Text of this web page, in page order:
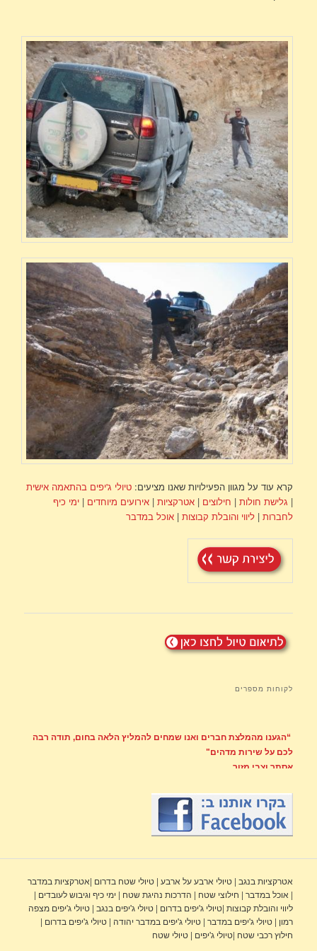
קרא עוד על מגוון הפעילויות שאנו מציעים:טיולי ג'יפים בהתאמה אישית
| גלישת חולות| חילוצים |אטרקציות |אירועים מיוחדים|ימי כיף
לחברות |ליווי והובלת קבוצות|אוכל במדבר
לקוחות מספרים
“הגענו מהמלצת חברים ואנו שמחים להמליץ הלאה בחום, תודה רבה
לכם על שירות מדהים"
אסתר וצבי מזור
"כבר משיחת הטלפון הראשונה הבנו שהגענו למקום הנכון, דרור הקרין
מקצועיות רבה והתאים לנו טיול בדיוק לפי העדפותינו- לא ארוך מידי
ולא קצר מדי ועם שפע של אטרקציות - פשוט 4 שעות של כיף אדיר..."
יורם ואירית
בסוף השבוע. הארגון והלוגיסטיקה, ההסברים וההדרכה הממצה על
המדבר המדהים שהכרנו..."
יפית, חיים והילדים
אטרקציות בנגב | טיולי ארבע על ארבע | טיולי שטח בדרום |אטרקציות במדבר
| אוכל במדבר | חילוצי שטח | הדרכות נהיגת שטח | ימי כיף וגיבוש לעובדים |
ליווי והובלת קבוצות |טיולי ג'יפים בדרום | טיולי ג'יפים בנגב | טיולי ג'יפים מצפה
רמון | טיולי ג'יפים במדבר | טיולי ג'יפים במדבר יהודה | טיולי ג'יפים בדרום |
חילוץ רכבי שטח |טיולי ג'יפים | טיולי שטח